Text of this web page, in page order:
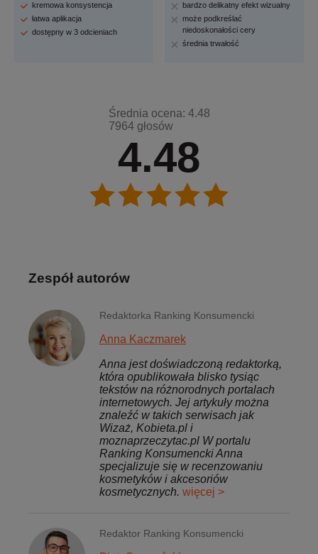
kremowa konsystencja
łatwa aplikacja
dostępny w 3 odcieniach
bardzo delikatny efekt wizualny
może podkreślać
niedoskonałości cery
średnia trwałość
4.48
Średnia ocena: 4.48
7964 głosów
Zespół autorów
Redaktorka Ranking Konsumencki
Anna Kaczmarek
Anna jest doświadczoną redaktorką,
która opublikowała blisko tysiąc
tekstów na różnorodnych portalach
internetowych. Jej artykuły można
znaleźć w takich serwisach jak
Wizaż, Kobieta.pl i
moznaprzeczytac.pl W portalu
Ranking Konsumencki Anna
specjalizuje się w recenzowaniu
kosmetyków i akcesoriów
kosmetycznych. więcej >
Redaktor Ranking Konsumencki